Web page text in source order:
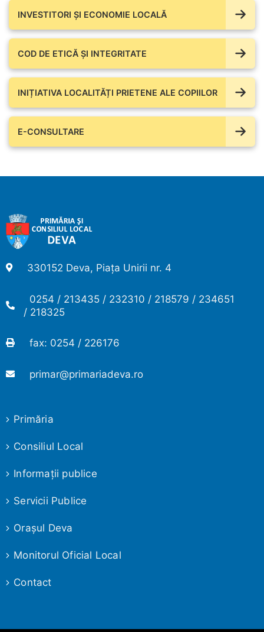
INVESTITORI ȘI ECONOMIE LOCALĂ
COD DE ETICĂ ȘI INTEGRITATE
INIȚIATIVA LOCALITĂȚI PRIETENE ALE COPIILOR
E-CONSULTARE
330152 Deva, Piața Unirii nr. 4
0254 / 213435 / 232310 / 218579 / 234651
/ 218325
fax: 0254 / 226176
primar@primariadeva.ro
Primăria
Consiliul Local
Informaţii publice
Servicii Publice
Oraşul Deva
Monitorul Oficial Local
Contact